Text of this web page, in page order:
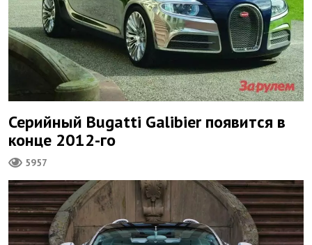
Серийный Bugatti Galibier появится в
конце 2012-го
5957